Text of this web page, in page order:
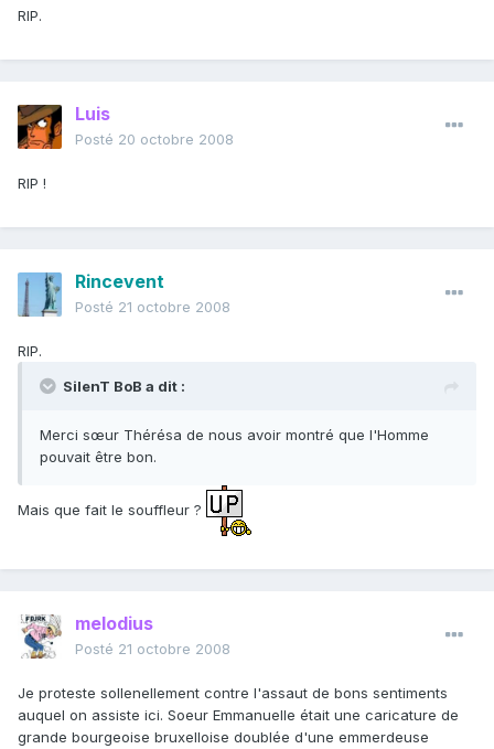
RIP.
Luis
Posté 20 octobre 2008
RIP !
Rincevent
Posté 21 octobre 2008
RIP.
SilenT BoB a dit :
Merci sœur Thérésa de nous avoir montré que l'Homme
pouvait être bon.
Mais que fait le souffleur ?
melodius
Posté 21 octobre 2008
Je proteste sollenellement contre l'assaut de bons sentiments
auquel on assiste ici. Soeur Emmanuelle était une caricature de
grande bourgeoise bruxelloise doublée d'une emmerdeuse